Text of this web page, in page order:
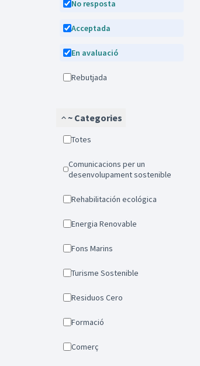
No resposta
Acceptada
En avaluació
Rebutjada
~ Categories
Totes
Comunicacions per un
desenvolupament sostenible
Rehabilitación ecológica
Energia Renovable
Fons Marins
Turisme Sostenible
Residuos Cero
Formació
Comerç